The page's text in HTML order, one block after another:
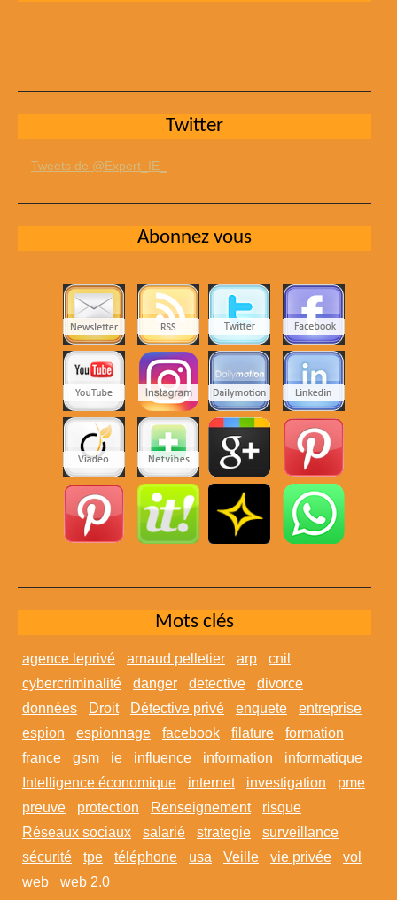
Twitter
Tweets de @Expert_IE_
Abonnez vous
Mots clés
agence leprivé arnaud pelletier arp
cnil
cybercriminalité
danger detective
divorce
données
Droit Détective privé enquete
entreprise
espion
espionnage facebook filature
formation
france
gsm ie influence information
informatique
Intelligence économique
internet investigation
pme
preuve
protection Renseignement
risque
Réseaux sociaux
salarié strategie
surveillance
sécurité
tpe téléphone usa Veille vie privée
vol
web
web 2.0